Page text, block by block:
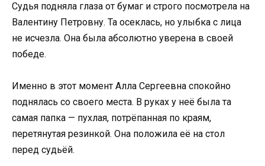
Судья подняла глаза от бумаг и строго посмотрела на
Валентину Петровну. Та осеклась, но улыбка с лица
не исчезла. Она была абсолютно уверена в своей
победе.
Именно в этот момент Алла Сергеевна спокойно
поднялась со своего места. В руках у неё была та
самая папка — пухлая, потрёпанная по краям,
перетянутая резинкой. Она положила её на стол
перед судьёй.